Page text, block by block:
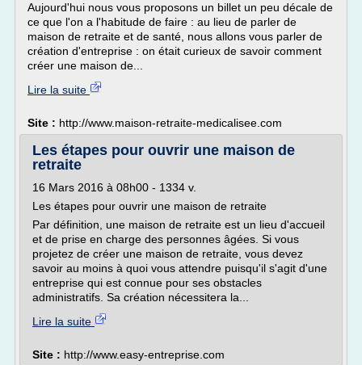
Aujourd'hui nous vous proposons un billet un peu décale de
ce que l'on a l'habitude de faire : au lieu de parler de
maison de retraite et de santé, nous allons vous parler de
création d'entreprise : on était curieux de savoir comment
créer une maison de...
Lire la suite
Site : http://www.maison-retraite-medicalisee.com
Les étapes pour ouvrir une maison de
retraite
16 Mars 2016 à 08h00 - 1334 v.
Les étapes pour ouvrir une maison de retraite
Par définition, une maison de retraite est un lieu d'accueil
et de prise en charge des personnes âgées. Si vous
projetez de créer une maison de retraite, vous devez
savoir au moins à quoi vous attendre puisqu'il s'agit d'une
entreprise qui est connue pour ses obstacles
administratifs. Sa création nécessitera la...
Lire la suite
Site : http://www.easy-entreprise.com